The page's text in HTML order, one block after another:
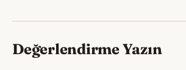
Değerlendirme Yazın